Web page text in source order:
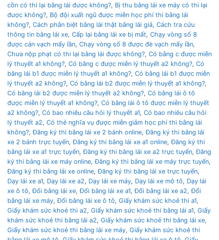
cồn có thi lại bằng lái được không?, Bị thu bằng lái xe máy có thi lại
được không?, Bộ đội xuất ngũ được miễn học phí thi bằng lái
không?, Cách phân biệt bằng lái thật bằng lái giả, Cách tra cứu
thông tin bằng lái xe, Cấp lại bằng lái xe bị mất, Chạy vòng số 8
được cán vạch mấy lần, Chạy vòng số 8 được đè vạch mấy lần,
Chưa nộp phạt có thi lại bằng lái được không?, Có bằng c được miễn
lý thuyết a1 không?, Có bằng c được miễn lý thuyết a2 không?, Có
bằng lái b1 được miễn lý thuyết a1 không?, Có bằng lái b1 được miễn
lý thuyết a2 không?, Có bằng lái b2 được miễn lý thuyết a1 không?,
Có bằng lái b2 được miễn lý thuyết a2 không?, Có bằng lái ô tô
được miễn lý thuyết a1 không?, Có bằng lái ô tô được miễn lý thuyết
a2 không?, Có bao nhiêu câu hỏi lý thuyết a1, Có bao nhiêu câu hỏi
lý thuyết a2, Có thẻ nghĩa vụ được miễn giảm học phí thi bằng lái
không?,Đăng ký thi bằng lái xe 2 bánh online,Đăng ký thi bằng lái
xe 2 bánh trực tuyến,Đăng ký thi bằng lái xe a1 online,Đăng ký thi
bằng lái xe a1 trực tuyến,Đăng ký thi bằng lái xe a2 trực tuyến,Đăng
ký thi bằng lái xe máy online,Đăng ký thi bằng lái xe máy trực tuyến,
Đăng ký thi bằng lái xe online,Đăng ký thi bằng lái xe trực tuyến,
Dạy lái xe a1, Dạy lái xe a2, Dạy lái xe máy, Dạy lái xe mô tô, Dạy lái
xe ô tô,Đổi bằng lái xe,Đổi bằng lái xe a1,Đổi bằng lái xe a2,Đổi
bằng lái xe máy,Đổi bằng lái xe ô tô, Giấy khám sức khoẻ thi a1,
Giấy khám sức khoẻ thi a2, Giấy khám sức khoẻ thi bằng lái a1, Giấy
khám sức khoẻ thi bằng lái a2, Giấy khám sức khoẻ thi bằng lái xe,
Giấy khám sức khoẻ thi bằng lái xe máy, Giấy khám sức khoẻ thi